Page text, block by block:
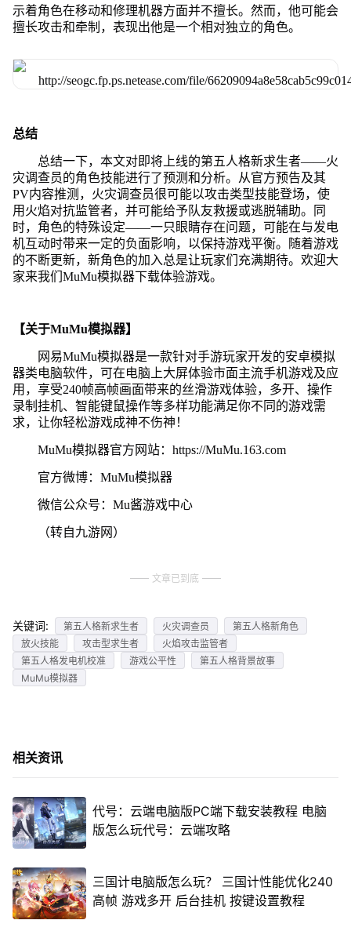
示着角色在移动和修理机器方面并不擅长。然而，他可能会
擅长攻击和牵制，表现出他是一个相对独立的角色。
总结
总结一下，本文对即将上线的第五人格新求生者——火
灾调查员的角色技能进行了预测和分析。从官方预告及其
PV内容推测，火灾调查员很可能以攻击类型技能登场，使
用火焰对抗监管者，并可能给予队友救援或逃脱辅助。同
时，角色的特殊设定——一只眼睛存在问题，可能在与发电
机互动时带来一定的负面影响，以保持游戏平衡。随着游戏
的不断更新，新角色的加入总是让玩家们充满期待。欢迎大
家来我们MuMu模拟器下载体验游戏。
【关于MuMu模拟器】
网易MuMu模拟器是一款针对手游玩家开发的安卓模拟
器类电脑软件，可在电脑上大屏体验市面主流手机游戏及应
用，享受240帧高帧画面带来的丝滑游戏体验，多开、操作
录制挂机、智能键鼠操作等多样功能满足你不同的游戏需
求，让你轻松游戏成神不伤神！
MuMu模拟器官方网站：https://MuMu.163.com
官方微博：MuMu模拟器
微信公众号：Mu酱游戏中心
（转自九游网）
文章已到底
关键词: 第五人格新求生者 火灾调查员
第五人格新角色
放火技能
攻击型求生者
火焰攻击监管者
第五人格发电机校准
游戏公平性
第五人格背景故事
MuMu模拟器
相关资讯
代号：云端电脑版PC端下载安装教程 电脑
版怎么玩代号：云端攻略
三国计电脑版怎么玩？ 三国计性能优化240
高帧 游戏多开 后台挂机 按键设置教程